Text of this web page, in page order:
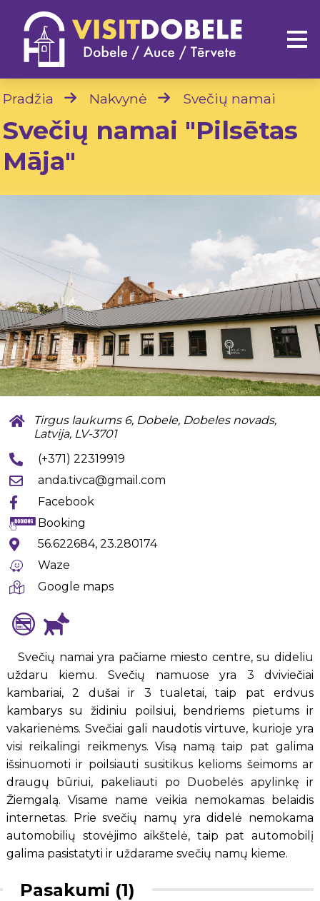
Pradžia Nakvynė Svečių namai
Svečių namai "Pilsētas
Māja"
Tirgus laukums 6, Dobele, Dobeles novads,
Latvija, LV-3701
(+371) 22319919
anda.tivca@gmail.com
Facebook
Booking
56.622684, 23.280174
Waze
Google maps
Svečių namai yra pačiame miesto centre, su dideliu
uždaru kiemu. Svečių namuose yra 3 dviviečiai
kambariai, 2 dušai ir 3 tualetai, taip pat erdvus
kambarys su židiniu poilsiui, bendriems pietums ir
vakarienėms. Svečiai gali naudotis virtuve, kurioje yra
visi reikalingi reikmenys. Visą namą taip pat galima
išsinuomoti ir poilsiauti susitikus kelioms šeimoms ar
draugų būriui, pakeliauti po Duobelės apylinkę ir
Žiemgalą. Visame name veikia nemokamas belaidis
internetas. Prie svečių namų yra didelė nemokama
automobilių stovėjimo aikštelė, taip pat automobilį
galima pasistatyti ir uždarame svečių namų kieme.
Pasakumi (1)